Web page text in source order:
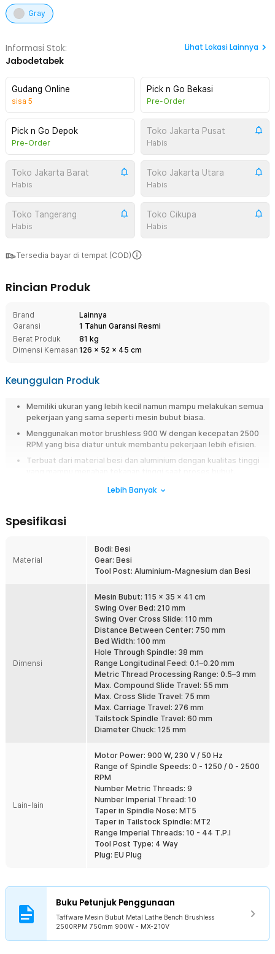
Gray
Informasi Stok:
Jabodetabek
Lihat Lokasi Lainnya
Gudang Online
sisa 5
Pick n Go Bekasi
Pre-Order
Pick n Go Depok
Pre-Order
Toko Jakarta Pusat
Habis
Toko Jakarta Barat
Habis
Toko Jakarta Utara
Habis
Toko Tangerang
Habis
Toko Cikupa
Habis
Tersedia bayar di tempat (COD)
Rincian Produk
Brand
Lainnya
Garansi
1 Tahun Garansi Resmi
Berat Produk
81 kg
Dimensi Kemasan 126 x 52 x 45 cm
Keunggulan Produk
Memiliki ukuran yang lebih kecil namun mampu melakukan semua
pekerjaan yang sama seperti mesin bubut biasa.
Menggunakan motor brushless 900 W dengan kecepatan 2500
RPM yang bisa diatur untuk membantu pekerjaan lebih efisien.
Terbuat dari material besi dan aluminium dengan kualitas tinggi
Permukaan atau ruang kerjanya cukup besar, sehingga Anda bisa
Bisa digunakan untuk turning taper, thread turning, drilling, car
hoist, hingga pembuatan manik-manik
Bagi Anda yang mencari solusi untuk melakukan pekerjaan membubut di
ruang yang terbatas, Taffware mesin bubut mini adalah pilihan tepat.
dalam ukuran yang lebih kecil namun tetap mempertahankan performa
dan fungsionalitas tinggi. Dengan jarak antar center hingga 750 mm dan
kecepatan maksimum mencapai 2500 RPM, Taffware memungkinkan
Anda untuk melakukan berbagai pekerjaan seperti turning, grooving,
knurling, hingga tapping pada material kayu maupun logam. Ditenagai
oleh motor brushless 900 W yang andal, mesin ini menawarkan
performa yang luar biasa dalam desain yang minimalis.
Desain Kompak dan Minimalis
Taffware dirancang untuk mengakomodasi kebutuhan pengguna
yang memiliki ruang kerja terbatas namun tetap menginginkan
bubut konvensional, mesin ini mampu menangani berbagai
pekerjaan yang sama, menjadikannya pilihan sempurna untuk
bengkel kecil atau ruang kerja di rumah.
Konstruksi Berkualitas Tinggi untuk Ketahanan Maksimal
Mesin bubut ini terbuat dari material berkualitas seperti aluminium
magnesium dan besi. Material ini memastikan daya tahan yang
sangat baik, bahkan untuk penggunaan jangka panjang. Anda dapat
mengandalkan Taffware untuk pekerjaan bubut yang memerlukan
presisi tinggi dengan material yang kuat dan tahan lama, baik untuk
menawarkan kinerja yang stabil dan efisien. Motor ini memberikan
daya putaran hingga 2500 RPM, memastikan kecepatan dan
kekuatan yang cukup untuk menangani berbagai jenis pekerjaan
Lebih Banyak
Spesifikasi
Material
Bodi: Besi
Gear: Besi
Tool Post: Aluminium-Magnesium dan Besi
Dimensi
Mesin Bubut: 115 x 35 x 41 cm
Swing Over Bed: 210 mm
Swing Over Cross Slide: 110 mm
Distance Between Center: 750 mm
Bed Width: 100 mm
Hole Through Spindle: 38 mm
Range Longitudinal Feed: 0.1–0.20 mm
Metric Thread Processing Range: 0.5–3 mm
Max. Compound Slide Travel: 55 mm
Max. Cross Slide Travel: 75 mm
Max. Carriage Travel: 276 mm
Tailstock Spindle Travel: 60 mm
Diameter Chuck: 125 mm
Lain-lain
Motor Power: 900 W, 230 V / 50 Hz
Range of Spindle Speeds: 0 - 1250 / 0 - 2500
RPM
Number Metric Threads: 9
Number Imperial Thread: 10
Taper in Spindle Nose: MT5
Taper in Tailstock Spindle: MT2
Range Imperial Threads: 10 - 44 T.P.I
Tool Post Type: 4 Way
Plug: EU Plug
Buku Petunjuk Penggunaan
Taffware Mesin Bubut Metal Lathe Bench Brushless
2500RPM 750mm 900W - MX-210V